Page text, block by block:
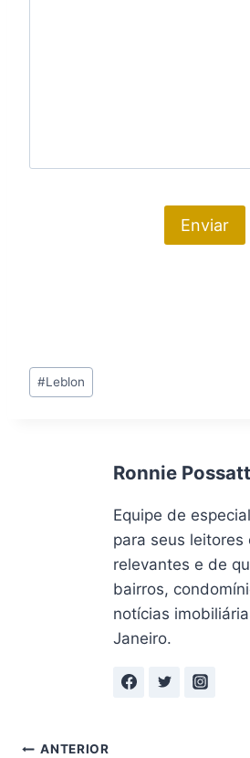
Tags
do
#Leblon
Ronnie
Equipe de
para seus leitores
relevantes e de
bairros,
notícias
Janeiro.
ANTERIOR